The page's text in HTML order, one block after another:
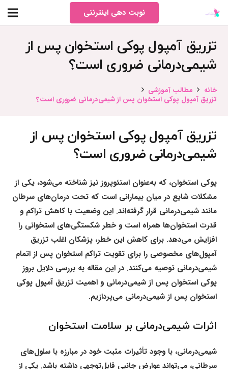
نوبت دهی اینترنتی
تزریق آمپول پوکی استخوان پس از
شیمی‌درمانی ضروری است؟
خانه
مطالب آموزشی
تزریق آمپول پوکی استخوان پس از شیمی‌درمانی ضروری است؟
تزریق آمپول پوکی استخوان پس از
شیمی‌درمانی ضروری است؟
پوکی استخوان، که به‌عنوان استئوپروز نیز شناخته می‌شود، یکی از
مشکلات شایع در میان بیمارانی است که تحت درمان‌های سرطان
مانند شیمی‌درمانی قرار گرفته‌اند. این وضعیت با کاهش تراکم و
قدرت استخوان‌ها همراه است و خطر شکستگی‌های استخوانی را
افزایش می‌دهد. برای کاهش این خطر، پزشکان اغلب تزریق
آمپول‌های مخصوصی را برای تقویت تراکم استخوان پس از اتمام
شیمی‌درمانی توصیه می‌کنند. در این مقاله به بررسی دلایل بروز
پوکی استخوان پس از شیمی‌درمانی و اهمیت تزریق آمپول پوکی
استخوان پس از شیمی‌درمانی می‌پردازیم.
اثرات شیمی‌درمانی بر سلامت استخوان
شیمی‌درمانی، با وجود تأثیرات مثبت خود در مبارزه با سلول‌های
سرطانی، می‌تواند عوارض جانبی قابل‌توجهی داشته باشد. یکی از